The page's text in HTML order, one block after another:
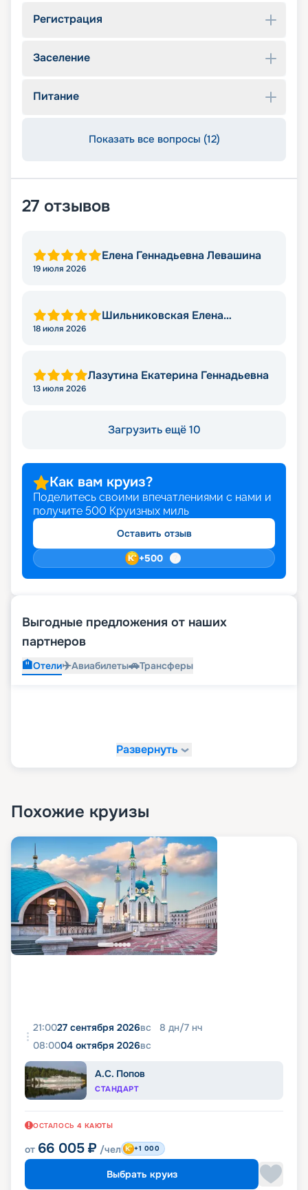
Регистрация
Заселение
Питание
Показать все вопросы (12)
27 отзывов
Елена Геннадьевна Левашина
19 июля 2026
Шильниковская Елена
18 июля 2026
Лазутина Екатерина Геннадьевна
13 июля 2026
Загрузить ещё 10
Как вам круиз?
Поделитесь своими впечатлениями с нами и
получите 500 Круизных миль
Оставить отзыв
+500
Выгодные предложения от наших
партнеров
🏨Отели✈️Авиабилеты🚗Трансферы
Развернуть
Похожие круизы
21:0027 сентября 2026вс 8 дн/7 нч
08:0004 октября 2026вс
А.С. Попов
СТАНДАРТ
ОСТАЛОСЬ 4 КАЮТЫ
от 66 005 ₽ /чел +1 000
Выбрать круиз